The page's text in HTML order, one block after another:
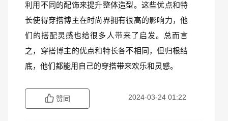
利用不同的配饰来提升整体造型。这些优点和特
长使得穿搭博主在时尚界拥有很高的影响力，他
们的搭配灵感也给很多人带来了启发。总而言
之，穿搭博主的优点和特长各不相同，但归根结
底，他们都能用自己的穿搭带来欢乐和灵感。
赞同 2024-03-24 01:22